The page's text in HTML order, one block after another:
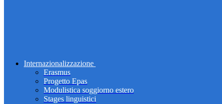
Internazionalizzazione
Erasmus
Progetto Epas
Modulistica soggiorno estero
Stages linguistici